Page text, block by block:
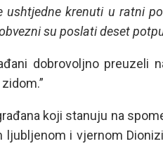
ushtjedne krenuti u ratni
su poslati deset
dobrovoljno
koji stanuju na
ljubljenom i vjernom